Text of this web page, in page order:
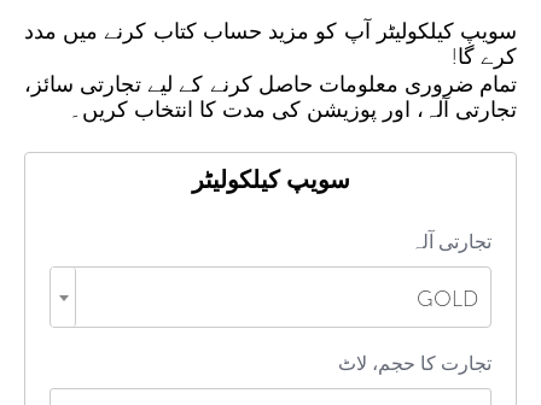
سویپ کیلکولیٹر آپ کو مزید حساب کتاب کرنے میں مدد
کرے گا!
تمام ضروری معلومات حاصل کرنے کے لیے تجارتی سائز،
تجارتی آلہ، اور پوزیشن کی مدت کا انتخاب کریں۔
سویپ کیلکولیٹر
تجارتی آلہ
GOLD
تجارت کا حجم، لاٹ